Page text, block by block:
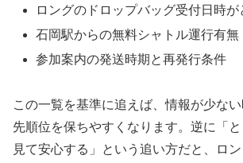
ロングのドロップバッグ受付日時
石岡駅からの無料シャトル運行有無
参加案内の発送時期と再発行条件
この一覧を基準に追えば、情報が少な
先順位を保ちやすくなります。逆に「
見て安心する」という追い方だと、ロ